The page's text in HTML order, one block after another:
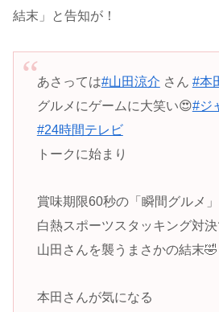
結末」と告知が！
あさっては#山田涼介 さん #本
グルメにゲームに大笑い😍#ジ
#24時間テレビ
トークに始まり
賞味期限60秒の「瞬間グルメ
白熱スポーツスタッキング対
山田さんを襲うまさかの結末🤣
本田さんが気になる